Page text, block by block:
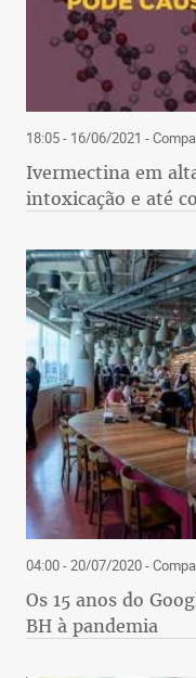
18:05 - 16/06/2021 -
Ivermectina em
intoxicação e até
04:00 - 20/07/2020-
Os 15 anos do
BH à pandemia